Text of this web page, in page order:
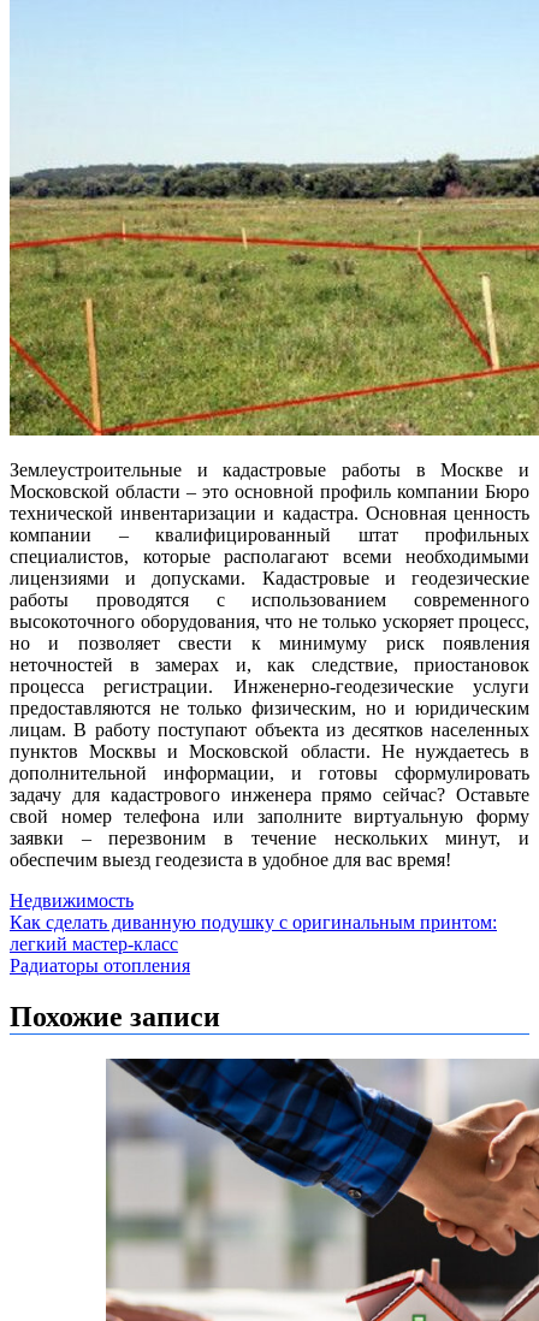
Землеустроительные и кадастровые работы в Москве и
Московской области – это основной профиль компании Бюро
технической инвентаризации и кадастра. Основная ценность
компании – квалифицированный штат профильных
специалистов, которые располагают всеми необходимыми
лицензиями и допусками. Кадастровые и геодезические
работы проводятся с использованием современного
высокоточного оборудования, что не только ускоряет процесс,
но и позволяет свести к минимуму риск появления
неточностей в замерах и, как следствие, приостановок
процесса регистрации. Инженерно-геодезические услуги
предоставляются не только физическим, но и юридическим
лицам. В работу поступают объекта из десятков населенных
пунктов Москвы и Московской области. Не нуждаетесь в
дополнительной информации, и готовы сформулировать
задачу для кадастрового инженера прямо сейчас? Оставьте
свой номер телефона или заполните виртуальную форму
заявки – перезвоним в течение нескольких минут, и
обеспечим выезд геодезиста в удобное для вас время!
Недвижимость
Навигация
по
Как сделать диванную подушку с оригинальным принтом:
легкий мастер-класс
Радиаторы отопления
Похожие записи